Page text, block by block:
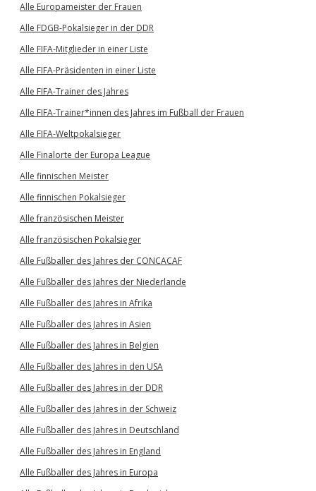
Alle Europameister der Frauen
Alle FDGB-Pokalsieger in der DDR
Alle FIFA-Mitglieder in einer Liste
Alle FIFA-Präsidenten in einer Liste
Alle FIFA-Trainer des Jahres
Alle FIFA-Trainer*innen des Jahres im Fußball der Frauen
Alle FIFA-Weltpokalsieger
Alle Finalorte der Europa League
Alle finnischen Meister
Alle finnischen Pokalsieger
Alle französischen Meister
Alle französischen Pokalsieger
Alle Fußballer des Jahres der CONCACAF
Alle Fußballer des Jahres der Niederlande
Alle Fußballer des Jahres in Afrika
Alle Fußballer des Jahres in Asien
Alle Fußballer des Jahres in Belgien
Alle Fußballer des Jahres in den USA
Alle Fußballer des Jahres in der DDR
Alle Fußballer des Jahres in der Schweiz
Alle Fußballer des Jahres in Deutschland
Alle Fußballer des Jahres in England
Alle Fußballer des Jahres in Europa